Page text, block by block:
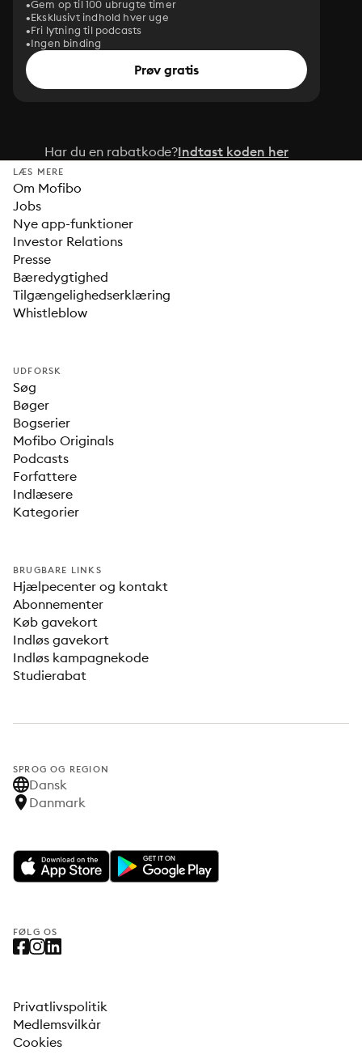
Gem op til 100 ubrugte timer
Eksklusivt indhold hver uge
Fri lytning til podcasts
Ingen binding
Prøv gratis
Har du en rabatkode?Indtast koden her
LÆS MERE
Om Mofibo
Jobs
Nye app-funktioner
Investor Relations
Presse
Bæredygtighed
Tilgængelighedserklæring
Whistleblow
UDFORSK
Søg
Bøger
Bogserier
Mofibo Originals
Podcasts
Forfattere
Indlæsere
Kategorier
BRUGBARE LINKS
Hjælpecenter og kontakt
Abonnementer
Køb gavekort
Indløs gavekort
Indløs kampagnekode
Studierabat
SPROG OG REGION
Dansk
Danmark
FØLG OS
Privatlivspolitik
Medlemsvilkår
Cookies